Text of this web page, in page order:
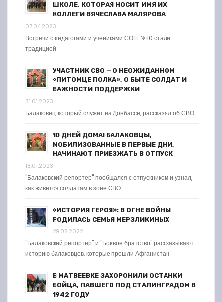
ШКОЛЕ, КОТОРАЯ НОСИТ ИМЯ ИХ
КОЛЛЕГИ ВЯЧЕСЛАВА МАЛЯРОВА
07.04.2023
Встречи с педагогами и учениками СОШ №10 стали
традицией
УЧАСТНИК СВО — О НЕОЖИДАННОМ
«ПИТОМЦЕ ПОЛКА», О БЫТЕ СОЛДАТ И
ВАЖНОСТИ ПОДДЕРЖКИ
31.01.2023
Балаковец, который служит на Донбассе, рассказал об СВО
10 ДНЕЙ ДОМА! БАЛАКОВЦЫ,
МОБИЛИЗОВАННЫЕ В ПЕРВЫЕ ДНИ,
НАЧИНАЮТ ПРИЕЗЖАТЬ В ОТПУСК
18.01.2023
"Балаковский репортер" пообщался с отпускником и узнал,
как живется солдатам в зоне СВО
«ИСТОРИЯ ГЕРОЯ»: В ОГНЕ ВОЙНЫ
РОДИЛАСЬ СЕМЬЯ МЕРЗЛИКИНЫХ
29.08.2022
"Балаковский репортер" и "Боевое братство" рассказывают
историю балаковцев, которые прошли Афганистан
В МАТВЕЕВКЕ ЗАХОРОНИЛИ ОСТАНКИ
БОЙЦА, ПАВШЕГО ПОД СТАЛИНГРАДОМ В
1942 ГОДУ